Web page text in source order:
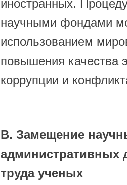
иностранных.
научными фондами
использованием
повышения качества
коррупции и
В. Замещение
административных
труда ученых